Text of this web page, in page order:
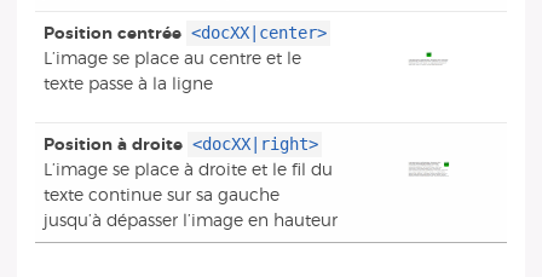
Position centrée <docXX|center>
L’image se place au centre et le
texte passe à la ligne
Position à droite <docXX|right>
L’image se place à droite et le fil du
texte continue sur sa gauche
jusqu’à dépasser l’image en hauteur